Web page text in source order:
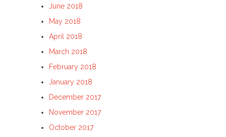
June 2018
May 2018
April 2018
March 2018
February 2018
January 2018
December 2017
November 2017
October 2017